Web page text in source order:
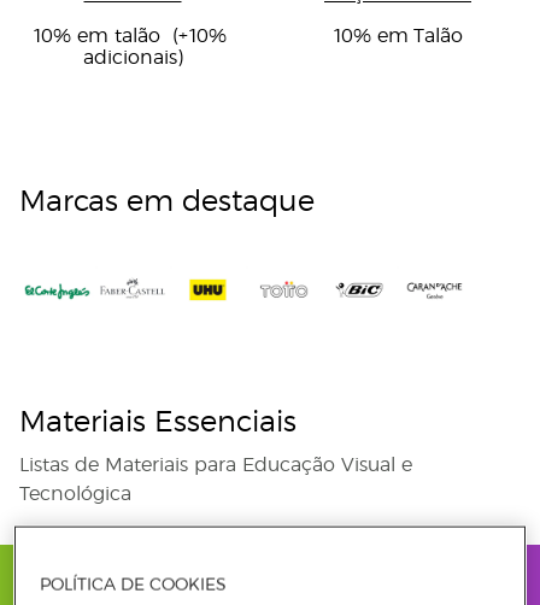
10% em talão  (+10%
adicionais)
10% em Talão
Marcas em destaque
Materiais Essenciais
Listas de Materiais para Educação Visual e
Tecnológica
POLÍTICA DE COOKIES